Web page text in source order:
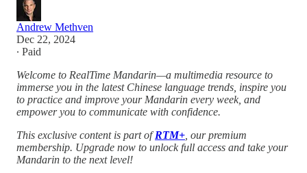
Andrew Methven
Dec 22, 2024
∙ Paid
Welcome to RealTime Mandarin—a multimedia resource to
immerse you in the latest Chinese language trends, inspire you
to practice and improve your Mandarin every week, and
empower you to communicate with confidence.
This exclusive content is part ofRTM+ , our premium
membership. Upgrade now to unlock full access and take your
Mandarin to the next level!